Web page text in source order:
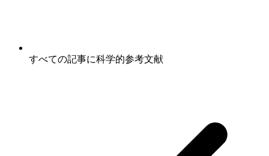
すべての記事に科学的参考文献